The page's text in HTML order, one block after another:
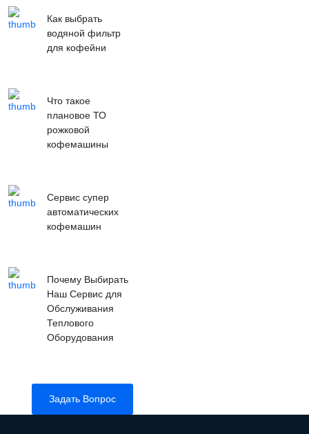
Как выбрать
водяной фильтр
для кофейни
Что такое
плановое ТО
рожковой
кофемашины
Сервис супер
автоматических
кофемашин
Почему Выбирать
Наш Сервис для
Обслуживания
Теплового
Оборудования
Задать Вопрос